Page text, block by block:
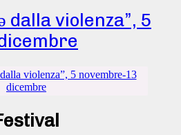
dalla violenza”, 5